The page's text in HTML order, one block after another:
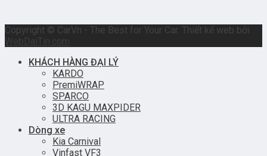
Copyright © CarVn - The Best for Your Car. Thiết kế web bởi
WebDaiTin.com
KHÁCH HÀNG ĐẠI LÝ
KARDO
PremiWRAP
SPARCO
3D KAGU MAXPIDER
ULTRA RACING
Dòng xe
Kia Carnival
Vinfast VF3